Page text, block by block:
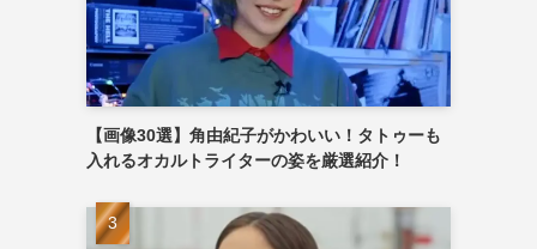
【画像30選】角由紀子がかわいい！タトゥーも
入れるオカルトライターの姿を厳選紹介！